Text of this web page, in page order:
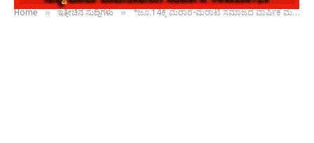
Home » ಇತ್ತೀಚಿನ ಸುದ್ದಿಗಳು » *ಜೂ.14ಕ್ಕೆ ಮರಾಠ-ಮರಾಟಿ ಸಮಾಜದ ವಾರ್ಷಿಕ ಮಹಾಸಭೆ*